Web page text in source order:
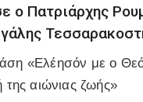
ο Πατριάρχης
«Ελέησόν με ο
αιώνιας ζωής»